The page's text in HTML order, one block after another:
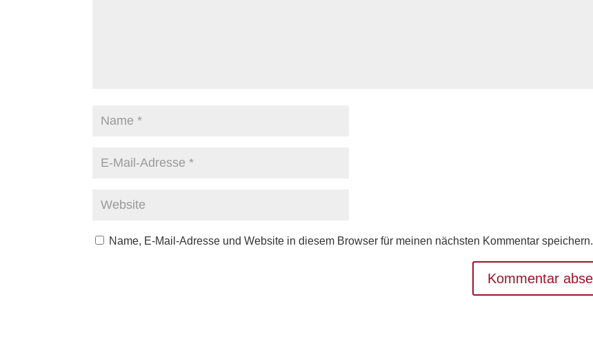
Name, E-Mail-Adresse und Website in diesem Browser für meinen nächsten Kommentar speichern.